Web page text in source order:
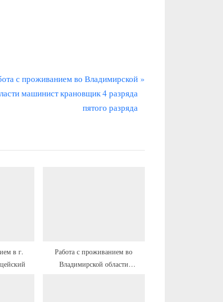
с проживанием во Владимирской
машинист крановщик 4 разряда
пятого разряда
в г.
Работа с проживанием во
Владимирской области